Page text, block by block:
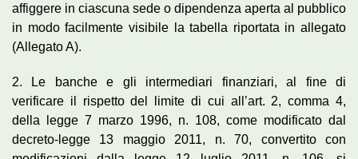
affiggere in ciascuna sede o dipendenza aperta al pubblico
in modo facilmente visibile la tabella riportata in allegato
(Allegato A).
2. Le banche e gli intermediari finanziari, al fine di
verificare il rispetto del limite di cui all’art. 2, comma 4,
della legge 7 marzo 1996, n. 108, come modificato dal
decreto-legge 13 maggio 2011, n. 70, convertito con